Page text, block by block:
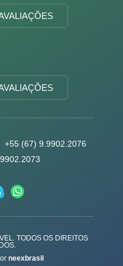
+55 (67) 9.9902.2076
TODOS OS DIREITOS
neexbrasil